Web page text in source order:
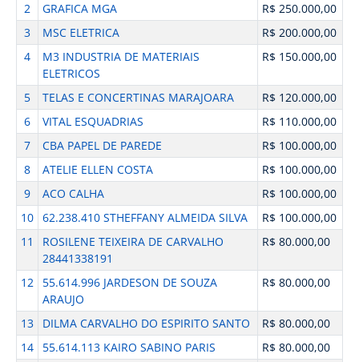
2
GRAFICA MGA
R$ 250.000,00
3
MSC ELETRICA
R$ 200.000,00
4
M3 INDUSTRIA DE MATERIAIS
ELETRICOS
R$ 150.000,00
5 TELAS E CONCERTINAS MARAJOARA
R$ 120.000,00
6
VITAL ESQUADRIAS
R$ 110.000,00
7
CBA PAPEL DE PAREDE
R$ 100.000,00
8
ATELIE ELLEN COSTA
R$ 100.000,00
9
ACO CALHA
R$ 100.000,00
10 62.238.410 STHEFFANY ALMEIDA SILVA
R$ 100.000,00
11
ROSILENE TEIXEIRA DE CARVALHO
28441338191
R$ 80.000,00
12
55.614.996 JARDESON DE SOUZA
ARAUJO
R$ 80.000,00
13 DILMA CARVALHO DO ESPIRITO SANTO
R$ 80.000,00
14
55.614.113 KAIRO SABINO PARIS
R$ 80.000,00